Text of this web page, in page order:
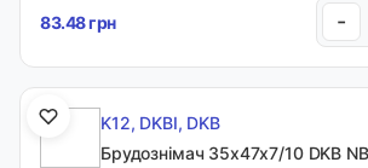
83.48 грн -
K12, DKBI, DKB
Брудознімач 35х47х7/10 DKB